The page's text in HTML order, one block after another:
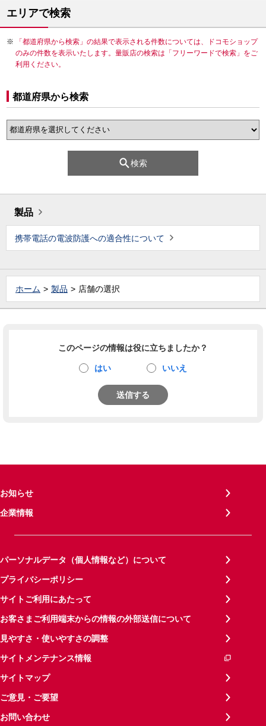
エリアで検索
「都道府県から検索」の結果で表示される件数については、ドコモショップ
のみの件数を表示いたします。量販店の検索は「フリーワードで検索」をご
利用ください。
都道府県から検索
検索
製品
携帯電話の電波防護への適合性について
ホーム 製品 店舗の選択
このページの情報は役に立ちましたか？
はい いいえ
送信する
お知らせ
企業情報
パーソナルデータ（個人情報など）について
プライバシーポリシー
サイトご利用にあたって
お客さまご利用端末からの情報の外部送信について
見やすさ・使いやすさの調整
サイトメンテナンス情報
サイトマップ
ご意見・ご要望
お問い合わせ